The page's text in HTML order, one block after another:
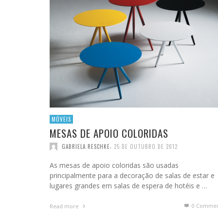
MÓVEIS
MESAS DE APOIO COLORIDAS
GABRIELA RESCHKE, 25 DE OUTUBRO DE 2012
As mesas de apoio coloridas são usadas
principalmente para a decoração de salas de estar e
lugares grandes em salas de espera de hotéis e …
Read more 0